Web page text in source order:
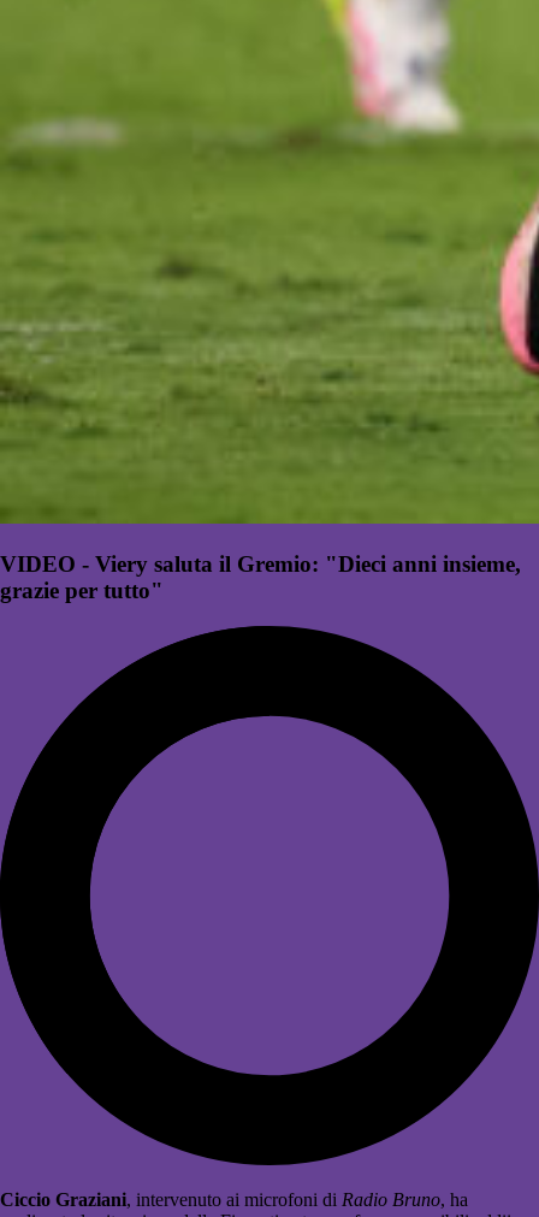
VIDEO - Viery saluta il Gremio: "Dieci anni insieme,
grazie per tutto"
Ciccio Graziani, intervenuto ai microfoni di Radio Bruno, ha